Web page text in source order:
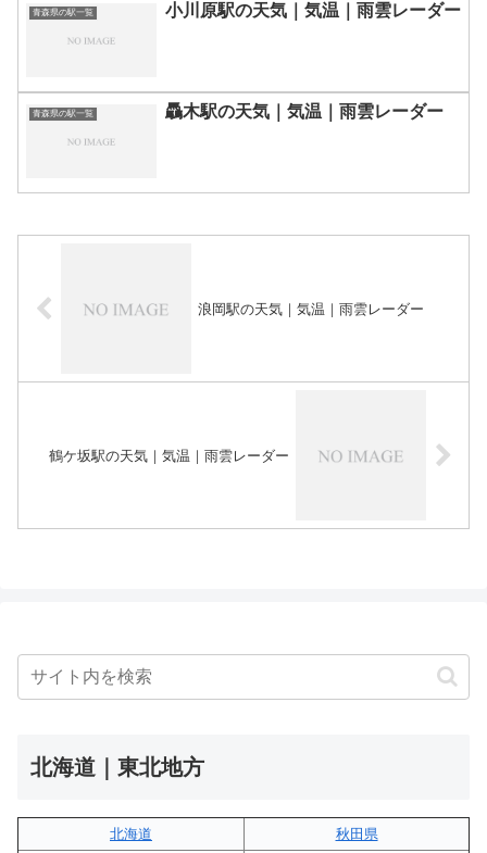
青森県の駅一覧 小川原駅の天気｜気温｜雨雲レーダー
青森県の駅一覧 驫木駅の天気｜気温｜雨雲レーダー
浪岡駅の天気｜気温｜雨雲レーダー
鶴ケ坂駅の天気｜気温｜雨雲レーダー
北海道｜東北地方
北海道
秋田県